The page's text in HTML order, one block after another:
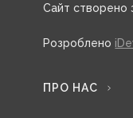
Сайт створено
Розроблено
ПРО НАС